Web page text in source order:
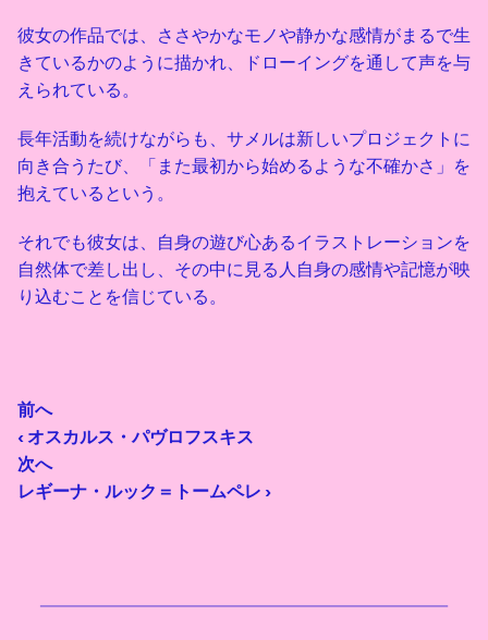
彼女の作品では、ささやかなモノや静かな感情がまるで生
きているかのように描かれ、ドローイングを通して声を与
えられている。
長年活動を続けながらも、サメルは新しいプロジェクトに
向き合うたび、「また最初から始めるような不確かさ」を
抱えているという。
それでも彼女は、自身の遊び心あるイラストレーションを
自然体で差し出し、その中に見る人自身の感情や記憶が映
り込むことを信じている。
前へ
‹ オスカルス・パヴロフスキス
次へ
レギーナ・ルック＝トームペレ ›